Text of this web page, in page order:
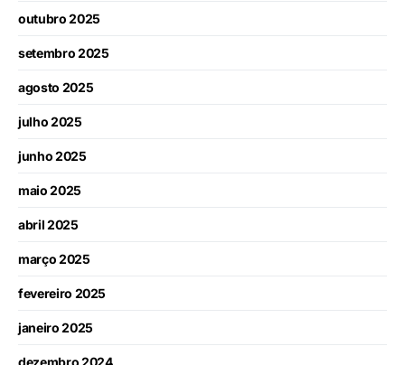
outubro 2025
setembro 2025
agosto 2025
julho 2025
junho 2025
maio 2025
abril 2025
março 2025
fevereiro 2025
janeiro 2025
dezembro 2024